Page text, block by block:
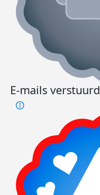
E-mails verstuurd